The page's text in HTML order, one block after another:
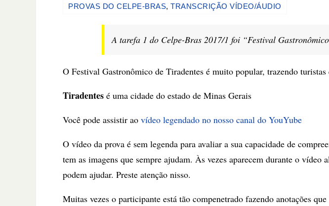
PROVAS DO CELPE-BRAS, TRANSCRIÇÃO VÍDEO/ÁUDIO
A tarefa 1 do Celpe-Bras 2017/1 foi “Festival
O Festival Gastronômico de Tiradentes é muito popular, trazendo
Tiradentes é uma cidade do estado de Minas Gerais
Você pode assistir ao vídeo legendado no nosso canal do YouYube
O vídeo da prova é sem legenda para avaliar a sua capacidade de
tem as imagens que sempre ajudam. Às vezes aparecem durante o vídeo
podem ajudar. Preste atenção nisso.
Muitas vezes o participante está tão compenetrado fazendo anotações que